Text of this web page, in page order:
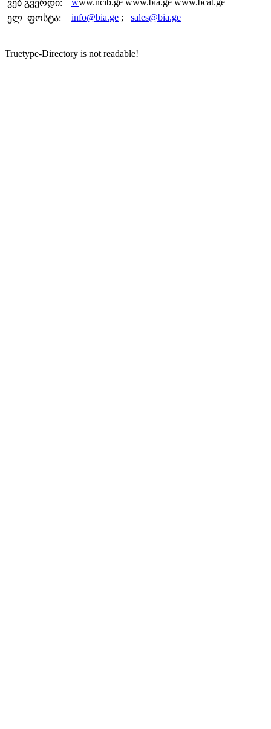
ვებ გვერდი:
www.ncib.ge www.bia.ge www.bcat.ge
ელ–ფოსტა:
info@bia.ge ; sales@bia.ge
Truetype-Directory is not readable!